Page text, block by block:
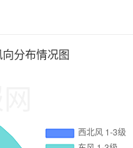
分布情况图